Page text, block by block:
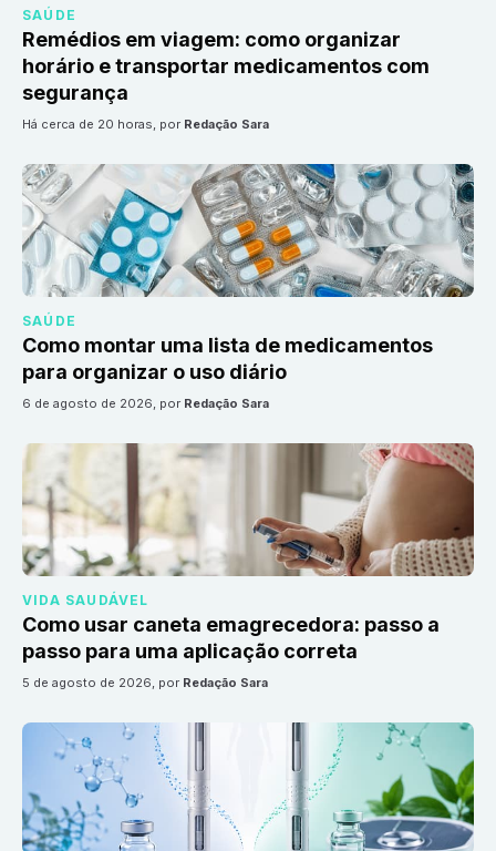
SAÚDE
Remédios em viagem: como organizar
horário e transportar medicamentos com
segurança
há cerca de 20 horas, por Redação Sara
SAÚDE
Como montar uma lista de medicamentos
para organizar o uso diário
6 de agosto de 2026, por Redação Sara
VIDA SAUDÁVEL
Como usar caneta emagrecedora: passo a
passo para uma aplicação correta
5 de agosto de 2026, por Redação Sara